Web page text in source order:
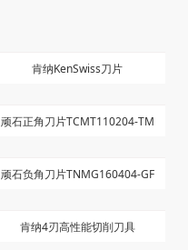
肯纳KenSwiss刀片
顽石正角刀片TCMT110204-TM
顽石负角刀片TNMG160404-GF
肯纳4刃高性能切削刀具